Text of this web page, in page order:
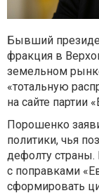
Бывший
фракция в
земельном
«тотальную
на сайте партии
Порошенко
политики, чья
дефолту страны.
с поправками
сформировать